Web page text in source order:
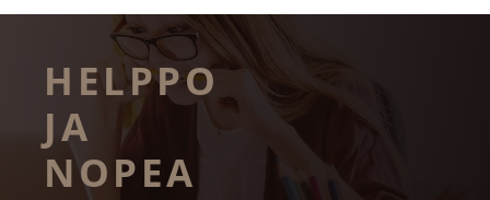
HELPPO
JA
NOPEA